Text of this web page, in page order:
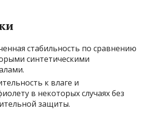
стабильность по сравнению
синтетическими
к влаге и
в некоторых случаях без
защиты.